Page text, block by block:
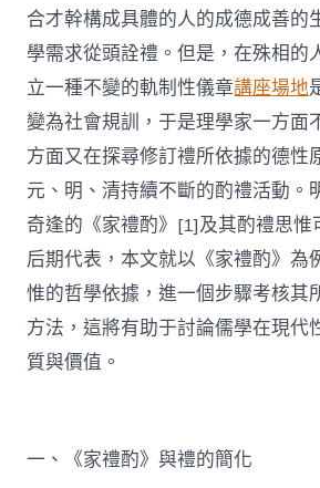
合才幹構成具體的人的成德成善的
學需求從頭詮禮。但是，在殊相的
立一種不變的軌制性儀章講座場地
變為社會規訓，于是理學家一方面
方面又在探尋修訂禮所依據的德性
元、明、清持續不斷的酌禮活動。
奇逢的《家禮酌》[1]及其酌禮思惟
后期代表，本文就以《家禮酌》為
惟的哲學依據，進一個步驟考核其
方法，這將有助于討論儒學在現代
質與價值。
一、《家禮酌》與禮的簡化